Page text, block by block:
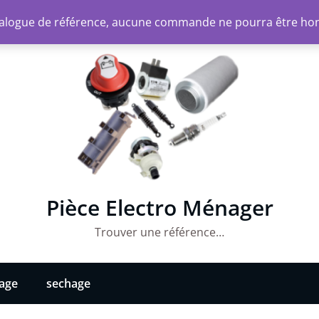
Pièce Electro Ménager
Trouver une référence…
sechage
de référence, aucune commande ne pourra être